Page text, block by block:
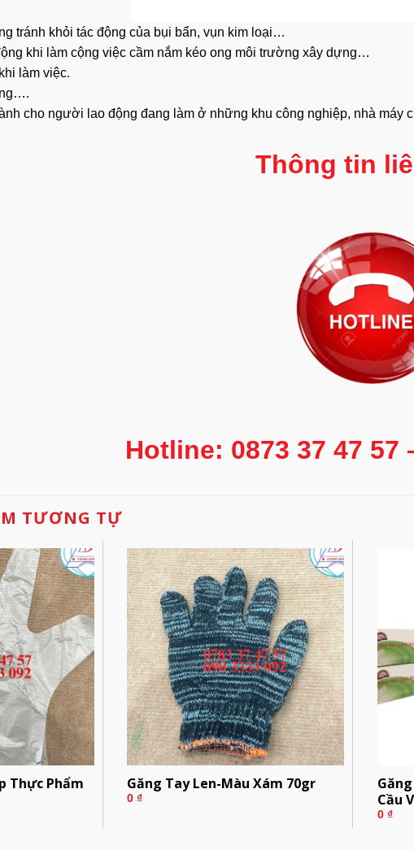
tránh khỏi tác động của bụi bẩn, vụn kim loại…
khi làm cộng việc cầm nắm kéo ong môi trường xây dựng…
làm việc.
cho người lao động đang làm ở những khu công nghiệp, nhà máy
Thông tin
Hotline: 0873 37 47 57
TƯƠNG TỰ
Thực Phẩm Găng Tay Len-Màu Xám 70gr
0₫
Cầu
0 ₫